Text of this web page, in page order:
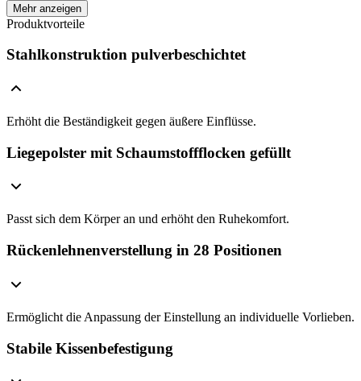
Mehr anzeigen
Produktvorteile
Stahlkonstruktion pulverbeschichtet
Erhöht die Beständigkeit gegen äußere Einflüsse.
Liegepolster mit Schaumstoffflocken gefüllt
Passt sich dem Körper an und erhöht den Ruhekomfort.
Rückenlehnenverstellung in 28 Positionen
Ermöglicht die Anpassung der Einstellung an individuelle Vorlieben.
Stabile Kissenbefestigung